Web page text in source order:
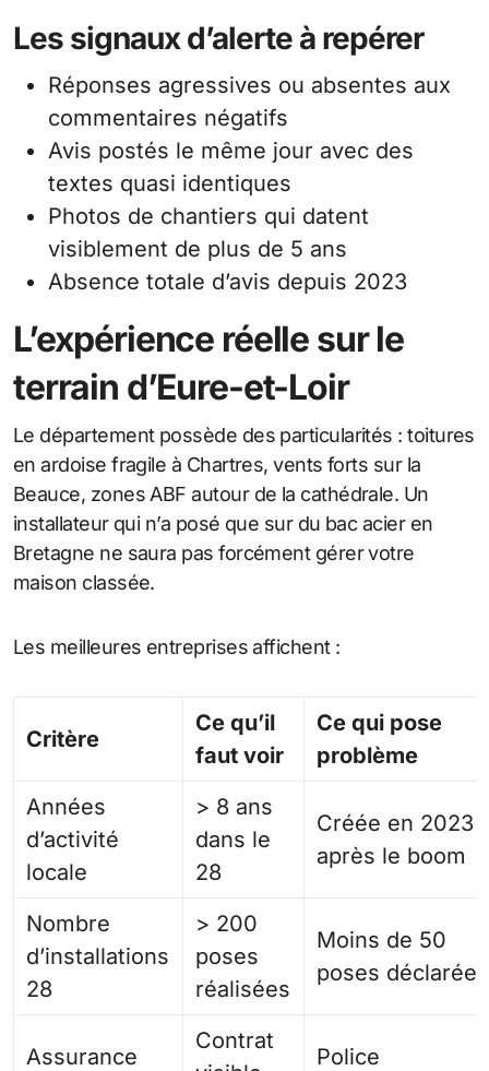
Les signaux d’alerte à repérer
Réponses agressives ou absentes aux
commentaires négatifs
Avis postés le même jour avec des
textes quasi identiques
Photos de chantiers qui datent
visiblement de plus de 5 ans
Absence totale d’avis depuis 2023
L’expérience réelle sur le
terrain d’Eure-et-Loir
Le département possède des particularités : toitures
en ardoise fragile à Chartres, vents forts sur la
Beauce, zones ABF autour de la cathédrale. Un
installateur qui n’a posé que sur du bac acier en
Bretagne ne saura pas forcément gérer votre
maison classée.
Les meilleures entreprises affichent :
Critère
Ce qu’il
faut voir
Ce qui pose
problème
Années
d’activité
locale
> 8 ans
dans le
28
Créée en 2023
après le boom
Nombre
d’installations
28
> 200
poses
réalisées
Moins de 50
poses déclarées
Assurance
Contrat
Police